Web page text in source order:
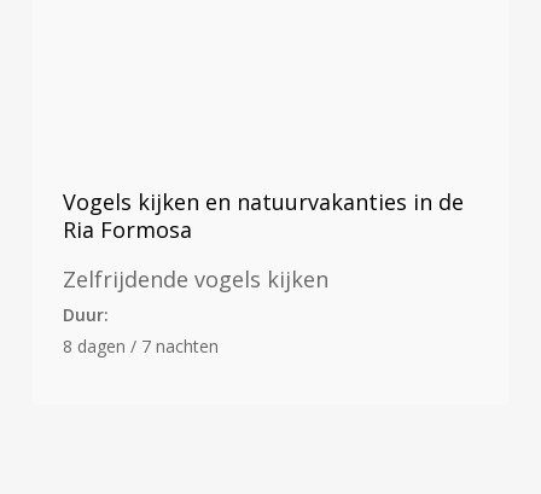
Vogels kijken en natuurvakanties in de
Ria Formosa
Zelfrijdende vogels kijken
Duur:
8 dagen / 7 nachten